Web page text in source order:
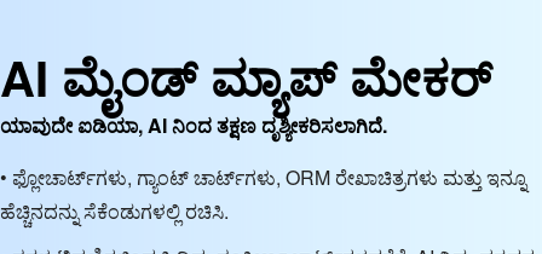
AI ಮೈಂಡ್ ಮ್ಯಾಪ್ ಮೇಕರ್
ಯಾವುದೇ ಐಡಿಯಾ, AI ನಿಂದ ತಕ್ಷಣ ದೃಶ್ಯೀಕರಿಸಲಾಗಿದೆ.
• ಫ್ಲೋಚಾರ್ಟ್‌ಗಳು, ಗ್ಯಾಂಟ್ ಚಾರ್ಟ್‌ಗಳು, ORM ರೇಖಾಚಿತ್ರಗಳು ಮತ್ತು ಇನ್ನೂ
ಹೆಚ್ಚಿನದನ್ನು ಸೆಕೆಂಡುಗಳಲ್ಲಿ ರಚಿಸಿ.